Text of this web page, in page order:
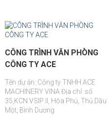
CÔNG TRÌNH VĂN PHÒNG
CÔNG TY ACE
Tên dự án: Công ty TNHH ACE
MACHINERY VINA Địa chỉ: số
35,KCN VSIP II, Hòa Phú, Thủ Dầu
Một, Bình Dương